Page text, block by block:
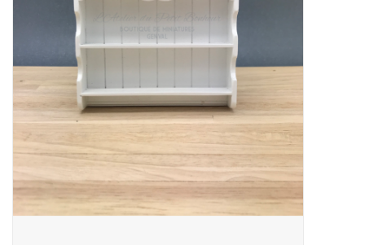
Fournitures bricolage
Bois
Noël
1/24ème